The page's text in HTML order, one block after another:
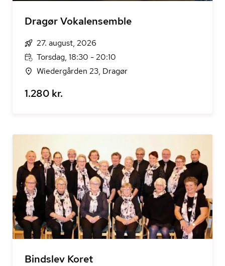
Dragør Vokalensemble
27. august, 2026
Torsdag, 18:30 - 20:10
Wiedergården 23, Dragør
1.280 kr.
Bindslev Koret